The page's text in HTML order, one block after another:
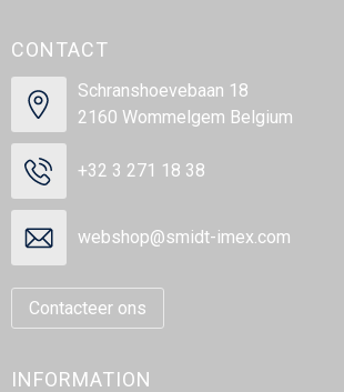
CONTACT
Schranshoevebaan 18
2160 Wommelgem Belgium
+32 3 271 18 38
webshop@smidt-imex.com
Contacteer ons
INFORMATION